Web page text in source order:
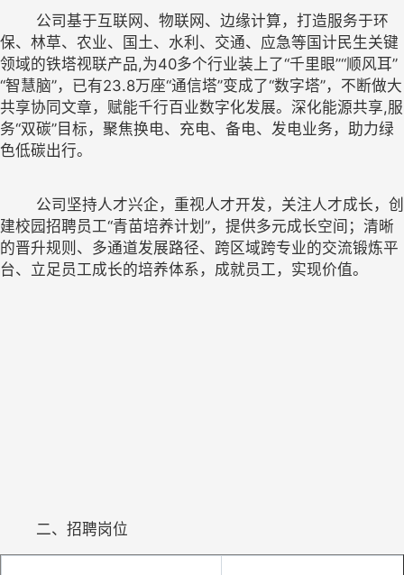
保、林草、农业、国土、水利、交通、应急等国计民生关键
领域的铁塔视联产品,为40多个行业装上了“千里眼”“顺风耳”
“智慧脑”， 已有23.8万座“通信塔”变成了“数字塔”，不断做大
共享协同文章，赋能千行百业数字化发展。深化能源共享,服
务“双碳”目标 ，聚焦换电、充电、备电、发电业务，助力绿
	公司坚持人才兴企，重视人才开发，关注人才成长，
创
建校园招聘员工“青苗培养计划”，提供多元成长空间；清晰
的晋升规则、多通道发展路径、跨区域跨专业的交流锻炼平
台、立足员工成长的培养体系